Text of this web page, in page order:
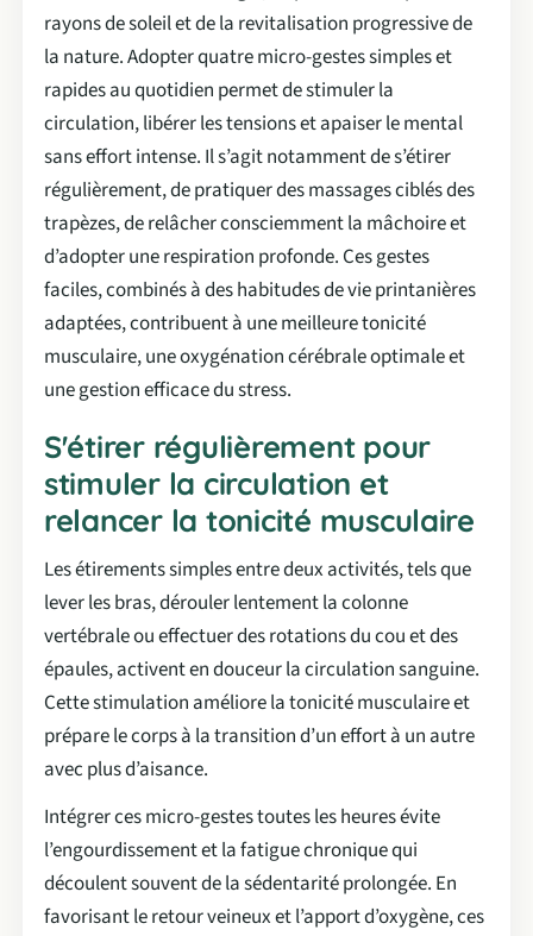
rayons de soleil et de la revitalisation progressive de
la nature. Adopter quatre micro-gestes simples et
rapides au quotidien permet de stimuler la
circulation, libérer les tensions et apaiser le mental
sans effort intense. Il s’agit notamment de s’étirer
régulièrement, de pratiquer des massages ciblés des
trapèzes, de relâcher consciemment la mâchoire et
d’adopter une respiration profonde. Ces gestes
faciles, combinés à des habitudes de vie printanières
adaptées, contribuent à une meilleure tonicité
musculaire, une oxygénation cérébrale optimale et
une gestion efficace du stress.
S'étirer régulièrement pour
stimuler la circulation et
relancer la tonicité musculaire
Les étirements simples entre deux activités, tels que
lever les bras, dérouler lentement la colonne
vertébrale ou effectuer des rotations du cou et des
épaules, activent en douceur la circulation sanguine.
Cette stimulation améliore la tonicité musculaire et
prépare le corps à la transition d’un effort à un autre
avec plus d’aisance.
Intégrer ces micro-gestes toutes les heures évite
l’engourdissement et la fatigue chronique qui
découlent souvent de la sédentarité prolongée. En
favorisant le retour veineux et l’apport d’oxygène, ces